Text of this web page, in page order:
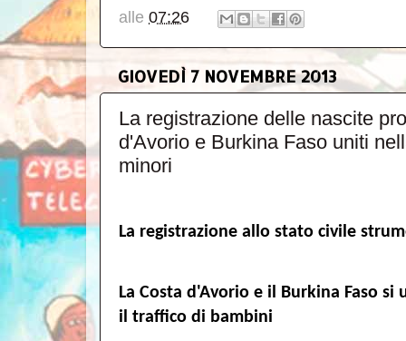
alle 07:26
GIOVEDÌ 7 NOVEMBRE 2013
La registrazione delle nascite
d'Avorio e Burkina Faso uniti
minori
La registrazione allo stato civile
La Costa d'Avorio e il Burkina Faso
il traffico di bambini